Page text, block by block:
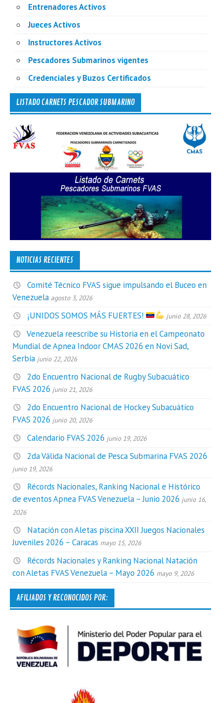
Entrenadores Activos
Jueces Activos
Instructores Activos
Pescadores Submarinos vigentes
Credenciales y Buzos Certificados
LISTADO CARNETS PESCADOR SUBMARINO
NOTICIAS RECIENTES
Comité Técnico FVAS sigue impulsando el Buceo en
Venezuela agosto 3, 2026
¡UNIDOS SOMOS MÁS FUERTES! junio 28, 2026
Venezuela reescribe su Historia en el Campeonato
Mundial de Apnea Indoor CMAS 2026 en Novi Sad,
Serbia junio 22, 2026
2do Encuentro Nacional de Rugby Subacuático
FVAS 2026 junio 21, 2026
2do Encuentro Nacional de Hockey Subacuático
FVAS 2026 junio 20, 2026
Calendario FVAS 2026 junio 19, 2026
2da Válida Nacional de Pesca Submarina FVAS 2026
junio 19, 2026
Récords Nacionales, Ranking Nacional e Histórico
de eventos Apnea FVAS Venezuela – Junio 2026 junio 16,
2026
Natación con Aletas piscina XXII Juegos Nacionales
Juveniles 2026 – Caracas mayo 15, 2026
Récords Nacionales y Ranking Nacional Natación
con Aletas FVAS Venezuela – Mayo 2026 mayo 9, 2026
AFILIADOS Y RECONOCIDOS POR: